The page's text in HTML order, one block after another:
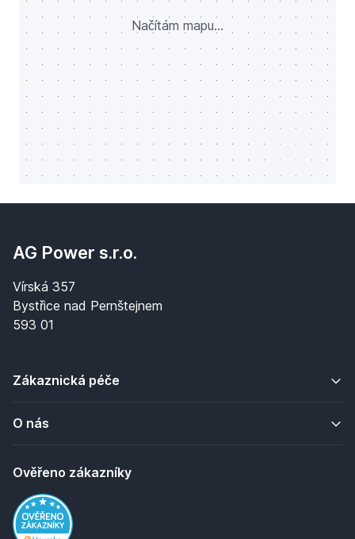
Načítám mapu...
AG Power s.r.o.
Vírská 357
Bystřice nad Pernštejnem
593 01
Zákaznická péče
O nás
Ověřeno zákazníky